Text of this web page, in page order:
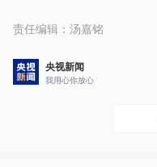
责任编辑： 汤嘉铭
央视新闻
我用心你放心